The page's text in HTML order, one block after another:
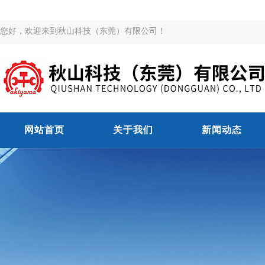
您好，欢迎来到秋山科技（东莞）有限公司！
网站首页 关于我们 新闻动态